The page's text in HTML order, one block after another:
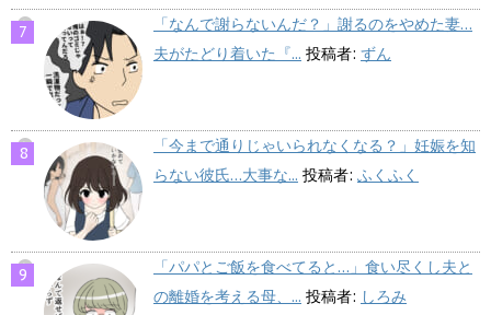
「なんで謝らないんだ？」謝るのをやめた妻…
夫がたどり着いた『... 投稿者: ずん
「今まで通りじゃいられなくなる？」妊娠を知
らない彼氏…大事な... 投稿者: ふくふく
「パパとご飯を食べてると…」食い尽くし夫と
の離婚を考える母、... 投稿者: しろみ